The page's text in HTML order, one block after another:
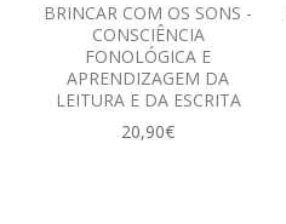
BRINCAR COM OS SONS -
CONSCIÊNCIA
FONOLÓGICA E
APRENDIZAGEM DA
LEITURA E DA ESCRITA
20,90€